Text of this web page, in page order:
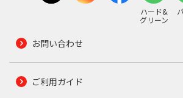
ハード&
グリーン
お問い合わせ
ご利用ガイド